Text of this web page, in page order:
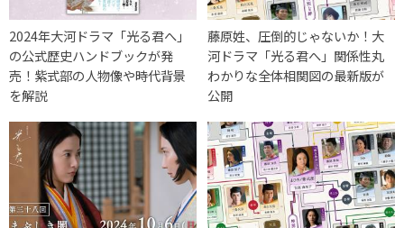
2024年大河ドラマ「光る君へ」
の公式歴史ハンドブックが発
売！紫式部の人物像や時代背景
を解説
藤原姓、圧倒的じゃないか！大
河ドラマ「光る君へ」関係性丸
わかりな全体相関図の最新版が
公開